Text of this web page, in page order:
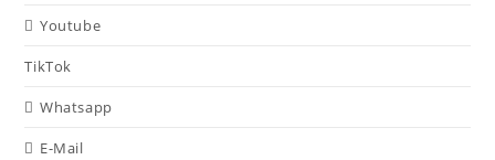
Youtube
TikTok
Whatsapp
E-Mail